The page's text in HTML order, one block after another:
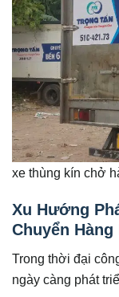
xe thùng kín chở
Xu Hướng
Chuyển Hàng
Trong thời đại
ngày càng phát